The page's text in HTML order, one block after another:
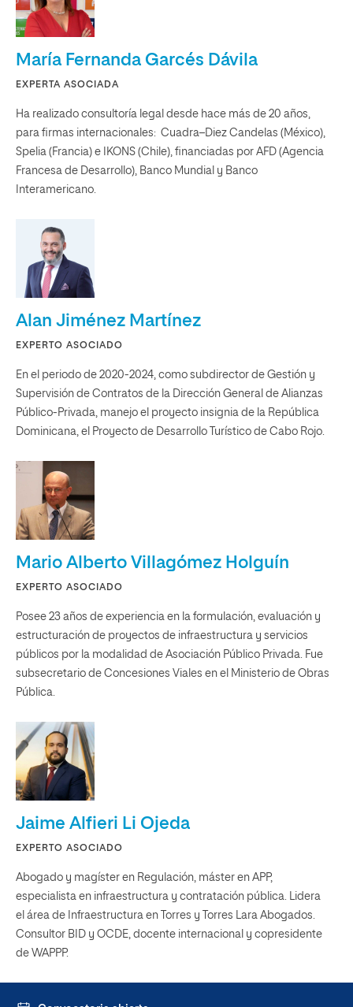
María Fernanda Garcés Dávila
EXPERTA ASOCIADA
Ha realizado consultoría legal desde hace más de 20 años,
para firmas internacionales: Cuadra–Diez Candelas (México),
Spelia (Francia) e IKONS (Chile), financiadas por AFD (Agencia
Francesa de Desarrollo), Banco Mundial y Banco
Interamericano.
Alan Jiménez Martínez
EXPERTO ASOCIADO
En el periodo de 2020-2024, como subdirector de Gestión y
Supervisión de Contratos de la Dirección General de Alianzas
Público-Privada, manejo el proyecto insignia de la República
Dominicana, el Proyecto de Desarrollo Turístico de Cabo Rojo.
Mario Alberto Villagómez Holguín
EXPERTO ASOCIADO
Posee 23 años de experiencia en la formulación, evaluación y
estructuración de proyectos de infraestructura y servicios
públicos por la modalidad de Asociación Público Privada. Fue
subsecretario de Concesiones Viales en el Ministerio de Obras
Pública.
Jaime Alfieri Li Ojeda
EXPERTO ASOCIADO
Abogado y magíster en Regulación, máster en APP,
especialista en infraestructura y contratación pública. Lidera
el área de Infraestructura en Torres y Torres Lara Abogados.
Consultor BID y OCDE, docente internacional y copresidente
de WAPPP.